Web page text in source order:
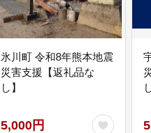
氷川町 令和8年熊本地震
災害支援【返礼品な
し】
5,000円